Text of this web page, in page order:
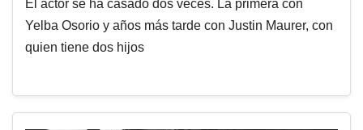
El actor se ha casado dos veces. La primera con
Yelba Osorio y años más tarde con Justin Maurer, con
quien tiene dos hijos